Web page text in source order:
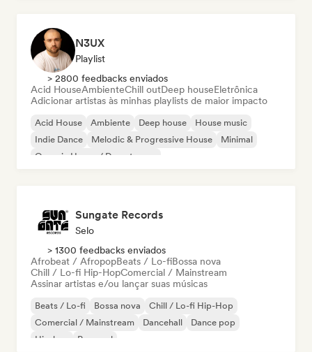
N3UX
Playlist
> 2800 feedbacks enviados
Acid HouseAmbienteChill outDeep houseEletrônica
Adicionar artistas às minhas playlists de maior impacto
Acid House Ambiente Deep house
House music
Indie Dance
Melodic & Progressive House
Minimal
Organic House / Downtempo
Sungate Records
Selo
> 1300 feedbacks enviados
Afrobeat / AfropopBeats / Lo-fiBossa nova
Chill / Lo-fi Hip-HopComercial / Mainstream
Assinar artistas e/ou lançar suas músicas
Beats / Lo-fi Bossa nova
Chill / Lo-fi Hip-Hop
Comercial / Mainstream
Dancehall
Dance pop
Hip-hop
Pop soul